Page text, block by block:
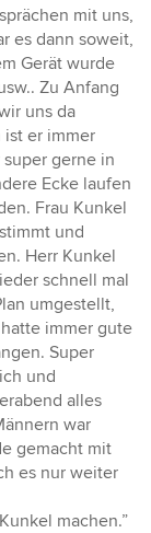
mit uns,
es dann soweit,
Gerät wurde
Zu Anfang
uns da
ist er immer
gerne in
Ecke laufen
Frau Kunkel
und
Herr Kunkel
schnell mal
umgestellt,
immer gute
Super
und
alles
war
gemacht mit
es nur weiter
machen.”